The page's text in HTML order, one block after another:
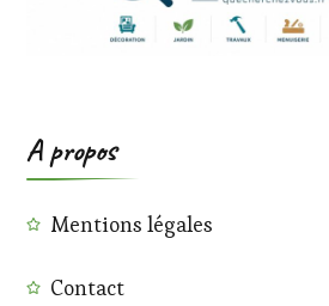
A propos
Mentions légales
Contact